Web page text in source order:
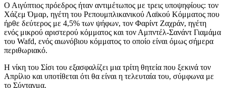
Ο Αιγύπτιος πρόεδρος ήταν αντιμέτωπος με τρεις υποψηφίους: τον
Χάζεμ Όμαρ, ηγέτη του Ρεπουμπλικανικού Λαϊκού Κόμματος που
ήρθε δεύτερος με 4,5% των ψήφων, τον Φαρίντ Ζαχράν, ηγέτη
ενός μικρού αριστερού κόμματος και τον Αμπντέλ-Σανάντ Γιαμάμα
του Wafd, ενός αιωνόβιου κόμματος το οποίο είναι όμως σήμερα
περιθωριακό.
Η νίκη του Σίσι του εξασφαλίζει μια τρίτη θητεία που ξεκινά τον
Απρίλιο και υποτίθεται ότι θα είναι η τελευταία του, σύμφωνα με
το Σύνταγμα.